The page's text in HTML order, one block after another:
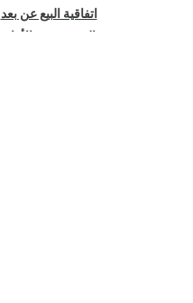
اتفاقية البيع عن بعد
الخصوصية والأمان